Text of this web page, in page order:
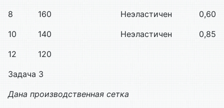
8
160 Неэластичен
0,60
10
140 Неэластичен
0,85
12
120
Задача 3
Дана производственная сетка